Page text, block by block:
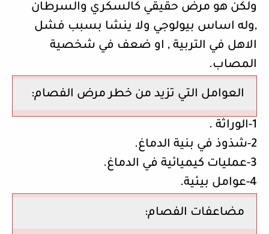
ولكن هو مرض حقيقي كالسكري والسرطان
,وله اساس بيولوجي ولا ينشا بسبب فشل
الاهل في التربية , او ضعف في شخصية
المصاب.
العوامل التي تزيد من خطر مرض الفصام:
1-الوراثة .
2-شذوذ في بنية الدماغ.
3-عمليات كيميائية في الدماغ.
4-عوامل بيئية.
مضاعفات الفصام: